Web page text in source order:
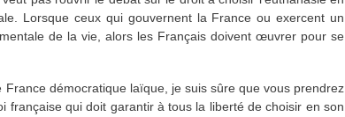
Lorsque ceux qui gouvernent la France ou exercent un
de la vie, alors les Français doivent œuvrer pour se
France démocratique laïque, je suis sûre que vous prendrez
française qui doit garantir à tous la liberté de choisir en son